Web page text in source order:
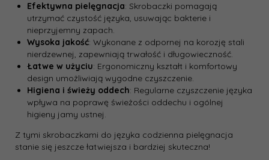
Efektywna pielęgnacja: Skrobaczki pomagają
utrzymać czystość języka, usuwając bakterie i
nieprzyjemny zapach.
Wysoka jakość: Wykonane z odpornej na korozję stali
nierdzewnej, zapewniają trwałość i długowieczność.
Łatwe w użyciu: Ergonomiczny kształt i komfortowy
design umożliwiają wygodne czyszczenie.
Higiena i świeży oddech: Regularne czyszczenie języka
wpływa na poprawę świeżości oddechu i ogólnej
higieny jamy ustnej.
Z tymi skrobaczkami do języka codzienna pielęgnacja
stanie się jeszcze łatwiejsza i bardziej skuteczna!